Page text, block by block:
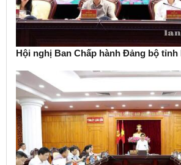
Hội nghị Ban Chấp hành Đảng bộ tỉnh